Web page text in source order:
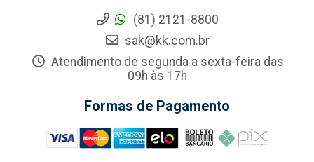
(81) 2121-8800
sak@kk.com.br
Atendimento de segunda a sexta-feira das
09h às 17h
Formas de Pagamento